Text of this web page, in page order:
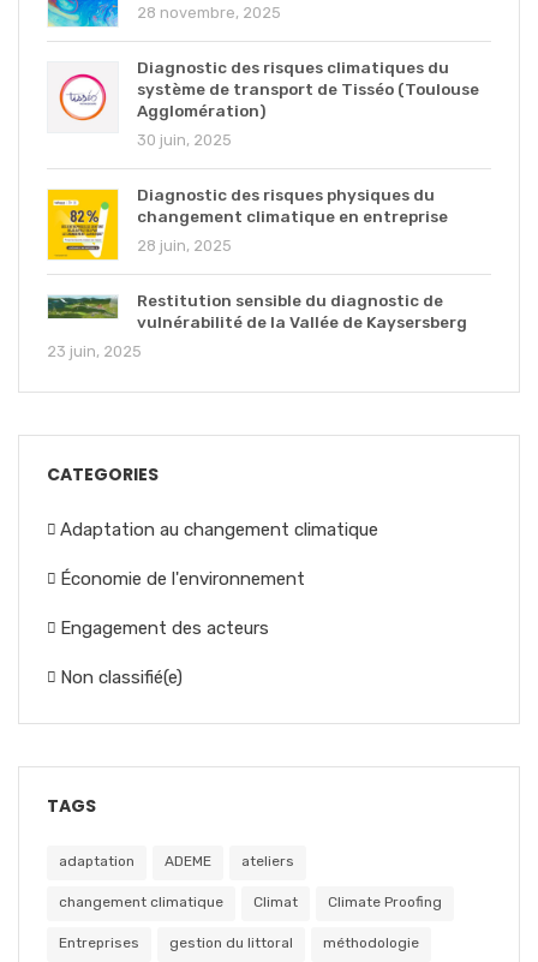
28 novembre, 2025
Diagnostic des risques climatiques du
système de transport de Tisséo (Toulouse
Agglomération)
30 juin, 2025
Diagnostic des risques physiques du
changement climatique en entreprise
28 juin, 2025
Restitution sensible du diagnostic de
vulnérabilité de la Vallée de Kaysersberg
23 juin, 2025
CATEGORIES
Adaptation au changement climatique
Économie de l'environnement
Engagement des acteurs
Non classifié(e)
TAGS
adaptation ADEME ateliers
changement climatique Climat Climate Proofing
Entreprises gestion du littoral méthodologie